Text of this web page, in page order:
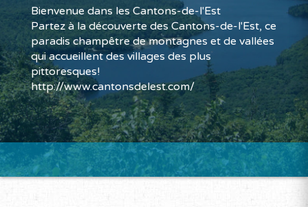
Bienvenue dans les Cantons-de-l'Est
Partez à la découverte des Cantons-de-l'Est, ce
paradis champêtre de montagnes et de vallées
qui accueillent des villages des plus
pittoresques!
http://www.cantonsdelest.com/